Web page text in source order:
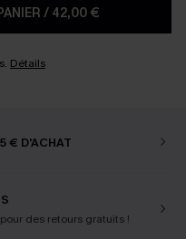
/ 42,00 €
Détails
€ D'ACHAT
pour des retours gratuits !